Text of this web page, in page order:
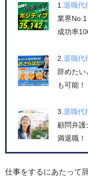
1. 退職代
業界
成功率
2. 退職代
辞めたい
も可能！
3. 退職代
顧問弁
満退職！
仕事をするにあたって